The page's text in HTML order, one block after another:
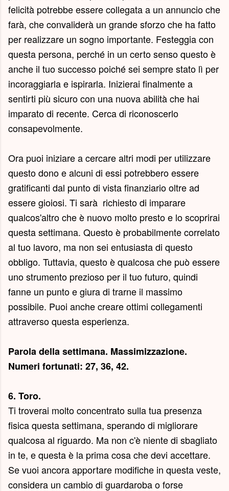
felicità potrebbe essere collegata a un annuncio che
farà, che convaliderà un grande sforzo che ha fatto
per realizzare un sogno importante. Festeggia con
questa persona, perché in un certo senso questo è
anche il tuo successo poiché sei sempre stato lì per
incoraggiarla e ispirarla. Inizierai finalmente a
sentirti più sicuro con una nuova abilità che hai
imparato di recente. Cerca di riconoscerlo
consapevolmente.
Ora puoi iniziare a cercare altri modi per utilizzare
questo dono e alcuni di essi potrebbero essere
gratificanti dal punto di vista finanziario oltre ad
essere gioiosi. Ti sarà richiesto di imparare
qualcos'altro che è nuovo molto presto e lo scoprirai
questa settimana. Questo è probabilmente correlato
al tuo lavoro, ma non sei entusiasta di questo
obbligo. Tuttavia, questo è qualcosa che può essere
uno strumento prezioso per il tuo futuro, quindi
fanne un punto e giura di trarne il massimo
possibile. Puoi anche creare ottimi collegamenti
attraverso questa esperienza.
Parola della settimana. Massimizzazione.
Numeri fortunati: 27, 36, 42.
6. Toro.
Ti troverai molto concentrato sulla tua presenza
fisica questa settimana, sperando di migliorare
qualcosa al riguardo. Ma non c'è niente di sbagliato
in te, e questa è la prima cosa che devi accettare.
Se vuoi ancora apportare modifiche in questa veste,
considera un cambio di guardaroba o forse